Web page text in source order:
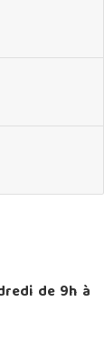
de 9h à